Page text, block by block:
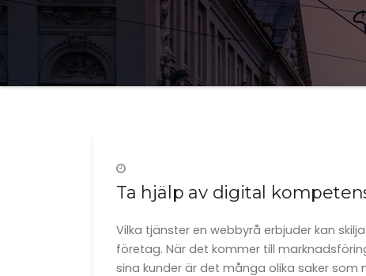
Ta hjälp av digital
Vilka tjänster en webbyrå erbjuder kan
företag. När det kommer till
sina kunder är det många olika saker